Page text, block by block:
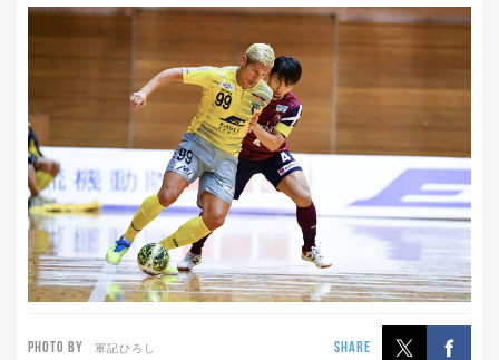
PHOTO BY 軍記ひろし SHARE